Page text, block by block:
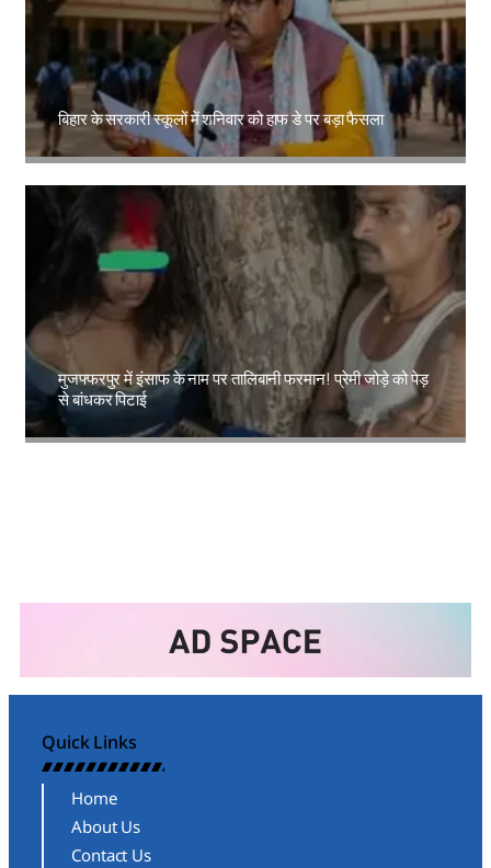
बिहार के सरकारी स्कूलों में शनिवार को हाफ डे पर बड़ा फैसला
Amit Lekh
मुजफ्फरपुर में इंसाफ के नाम पर तालिबानी फरमान! प्रेमी जोड़े को पेड़
से बांधकर पिटाई
Amit Lekh
Quick Links
Home
About Us
Contact Us